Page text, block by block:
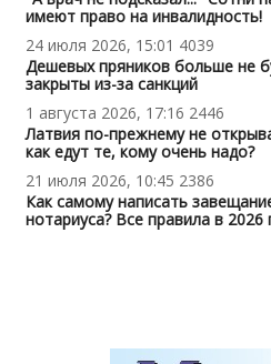
имеют право на инвалидность!
24 июля 2026, 15:01 4039
Дешевых пряников больше не
закрыты из-за санкций
1 августа 2026, 17:16 2446
Латвия по-прежнему не
как едут те, кому очень надо?
21 июля 2026, 10:45 2386
Как самому написать
нотариуса? Все правила в 2026